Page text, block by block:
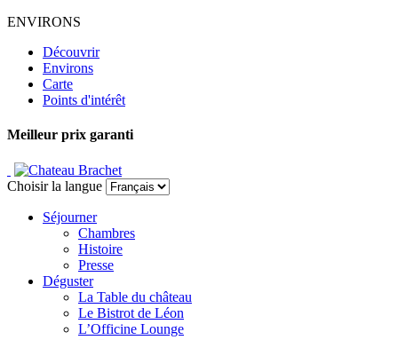
ENVIRONS
Découvrir
Environs
Carte
Points d'intérêt
Meilleur prix garanti
Choisir la langue
Séjourner
Chambres
Histoire
Presse
Déguster
La Table du château
Le Bistrot de Léon
L’Officine Lounge